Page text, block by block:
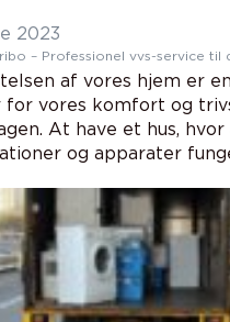
2023
– Professionel vvs-service til
af vores hjem er
for vores komfort og
At have et hus, hvor
og apparater
En af disse